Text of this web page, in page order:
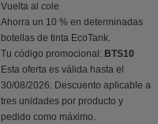
Vuelta al cole
Ahorra un 10 % en determinadas
botellas de tinta EcoTank.
Tu código promocional: BTS10
Esta oferta es válida hasta el
30/08/2026. Descuento aplicable a
tres unidades por producto y
pedido como máximo.